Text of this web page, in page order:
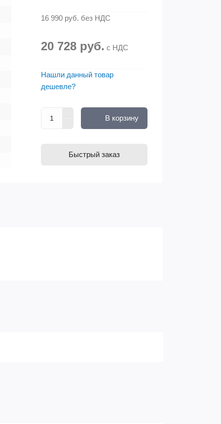
16 990 руб. без НДС
20 728 руб. с НДС
Нашли данный товар
дешевле?
В корзину
Быстрый заказ